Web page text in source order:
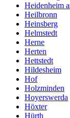
Heidenheim
Heilbronn
Heinsberg
Helmstedt
Herne
Herten
Hettstedt
Hildesheim
Hof
Holzminden
Hoyerswerda
Höxter
Hürth